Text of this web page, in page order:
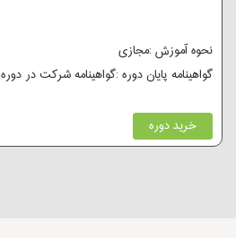
نحوه آموزش :مجازی
گواهینامه پایان دوره :گواهینامه شرکت در دوره
خرید دوره